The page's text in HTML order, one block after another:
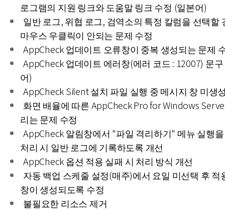
로그램의 지원 링크와 도움말 링크 수정 (일본어)
일반 로그, 위협 로그, 검역소의 특정 칼럼을 선택할
마우스 우클릭이 안되는 문제 수정
AppCheck 업데이트 오류창이 중복 생성되는 문제
AppCheck 업데이트 에러창(에러 코드 : 12007) 문
어)
AppCheck Silent 설치 파일 실행 중 메시지 창 미생
화면 배율에 따른 AppCheck Pro for Windows
리는 문제 수정
AppCheck 알림창에서 "파일 격리하기" 메뉴 실행
처리 시 일반 로그에 기록하도록 개선
AppCheck 옵션 적용 실패 시 처리 방식 개선
자동 백업 스케줄 설정(매주)에서 요일 미선택 후 적
창이 생성되도록 수정
불필요한 리소스 제거